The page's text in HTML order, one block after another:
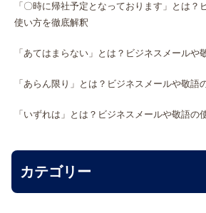
「〇時に帰社予定となっております」とは？
使い方を徹底解釈
「あてはまらない」とは？ビジネスメールや
「あらん限り」とは？ビジネスメールや敬語
「いずれは」とは？ビジネスメールや敬語の
カテゴリー